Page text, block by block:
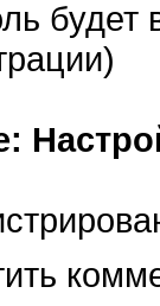
будет